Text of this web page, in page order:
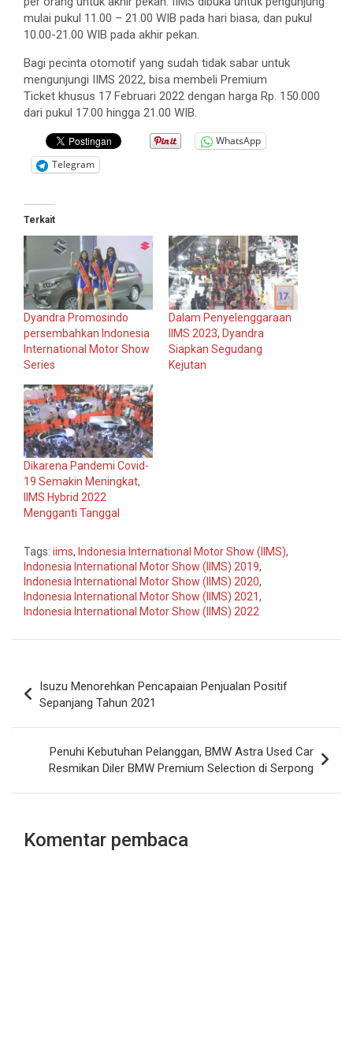
mulai pukul 11.00 – 21.00 WIB pada hari biasa, dan pukul
10.00-21.00 WIB pada akhir pekan.
Bagi pecinta otomotif yang sudah tidak sabar untuk
mengunjungi IIMS 2022, bisa membeli Premium
Ticket khusus 17 Februari 2022 dengan harga Rp. 150.000
dari pukul 17.00 hingga 21.00 WIB.
WhatsApp
Telegram
Terkait
Dyandra Promosindo
persembahkan Indonesia
International Motor Show
Series
Dalam Penyelenggaraan
IIMS 2023, Dyandra
Siapkan Segudang
Kejutan
Dikarena Pandemi Covid-
19 Semakin Meningkat,
IIMS Hybrid 2022
Mengganti Tanggal
Tags: iims, Indonesia International Motor Show (IIMS),
Indonesia International Motor Show (IIMS) 2019,
Indonesia International Motor Show (IIMS) 2020,
Indonesia International Motor Show (IIMS) 2021,
Indonesia International Motor Show (IIMS) 2022
pos
Isuzu Menorehkan Pencapaian Penjualan Positif
Sepanjang Tahun 2021
Penuhi Kebutuhan Pelanggan, BMW Astra Used Car
Resmikan Diler BMW Premium Selection di Serpong
Komentar pembaca